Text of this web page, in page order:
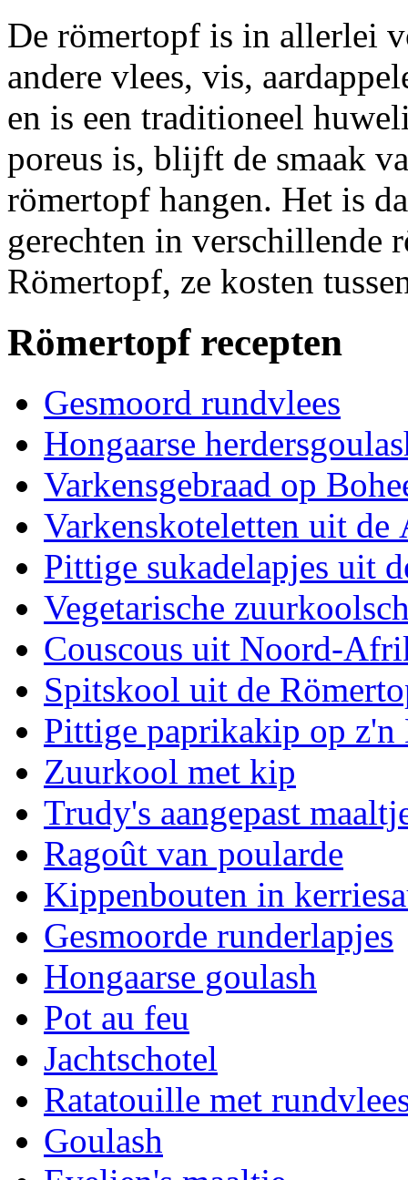
De römertopf is in allerlei
andere vlees, vis,
en is een traditioneel
poreus is, blijft de smaak
römertopf hangen. Het is
gerechten in verschillende
Römertopf, ze kosten
Römertopf recepten
Gesmoord rundvlees
Hongaarse
Varkensgebraad op
Varkenskoteletten uit de
Pittige sukadelapjes uit
Vegetarische
Couscous uit Noord-
Spitskool uit de
Pittige paprikakip op z'n
Zuurkool met kip
Trudy's aangepast
Ragoût van poularde
Kippenbouten in
Gesmoorde runderlapjes
Hongaarse goulash
Pot au feu
Jachtschotel
Ratatouille met
Goulash